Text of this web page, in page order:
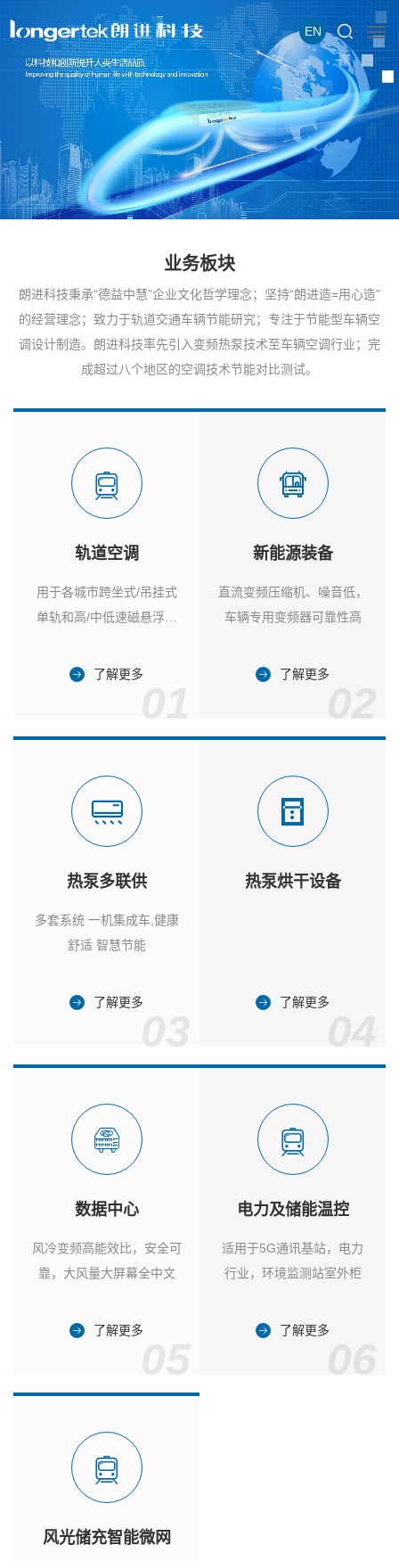
EN
业务板块
朗进科技秉承“德益中慧”企业文化哲学理念；坚持“朗进造=用心造”
的经营理念；致力于轨道交通车辆节能研究；专注于节能型车辆空
调设计制造。朗进科技率先引入变频热泵技术至车辆空调行业；完
成超过八个地区的空调技术节能对比测试。
轨道空调
用于各城市跨坐式/吊挂式
单轨和高/中低速磁悬浮列
了解更多
新能源装备
直流变频压缩机、噪音低，
车辆专用变频器可靠性高
了解更多
热泵多联供
多套系统 一机集成车,健康
舒适 智慧节能
了解更多
热泵烘干设备
了解更多
数据中心
风冷变频高能效比，安全可
靠，大风量大屏幕全中文
了解更多
电力及储能温控
适用于5G通讯基站，电力
行业，环境监测站室外柜
了解更多
风光储充智能微网